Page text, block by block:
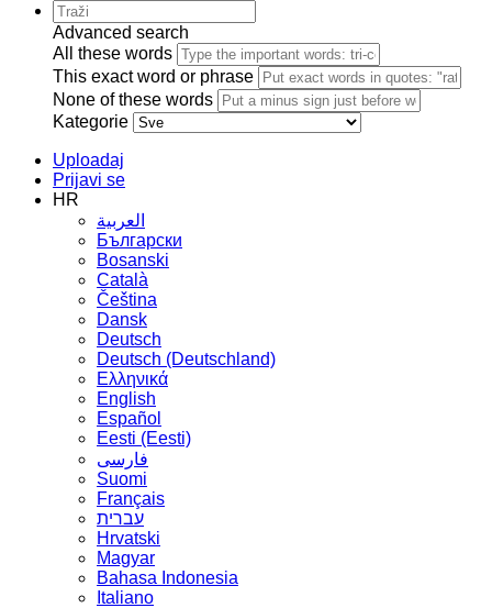
Advanced search
All these words
This exact word or phrase
None of these words
Kategorie
Uploadaj
Prijavi se
HR
العربية
Български
Bosanski
Сatalà
Čeština
Dansk
Deutsch
Deutsch (Deutschland)
Ελληνικά
English
Español
Eesti (Eesti)
فارسی
Suomi
Français
עברית
Hrvatski
Magyar
Bahasa Indonesia
Italiano